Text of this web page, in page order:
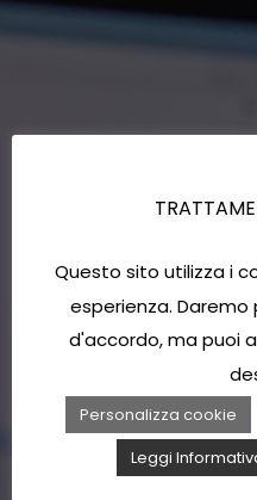
Questo sito utilizza i
esperienza.
d'accordo, ma puoi
Personalizza cookie
Leggi